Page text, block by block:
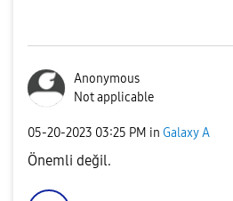
Anonymous
Not applicable
‎05-20-2023 03:25 PM in Galaxy A
Önemli değil.